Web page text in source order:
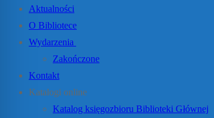
Aktualności
O Bibliotece
Wydarzenia
Zakończone
Kontakt
Katalogi online
Katalog księgozbioru Biblioteki Głównej